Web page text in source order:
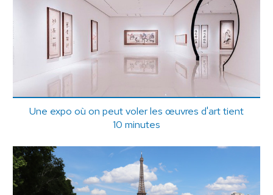
Une expo où on peut voler les œuvres d'art tient
10 minutes